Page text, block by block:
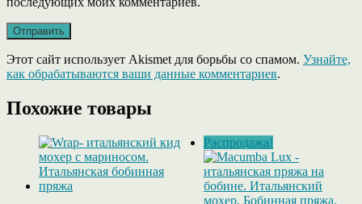
Этот сайт использует Akismet для борьбы со спамом. Узнайте,
как обрабатываются ваши данные комментариев.
Похожие товары
Распродажа!